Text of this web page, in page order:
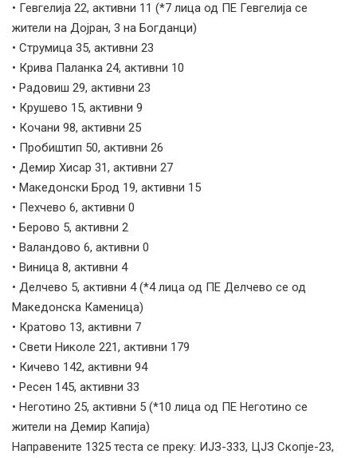
• Гевгелија 22, активни 11 (*7 лица од ПЕ Гевгелија се
жители на Дојран, 3 на Богданци)
• Струмица 35, активни 23
• Крива Паланка 24, активни 10
• Радовиш 29, активни 23
• Крушево 15, активни 9
• Кочани 98, активни 25
• Пробиштип 50, активни 26
• Демир Хисар 31, активни 27
• Македонски Брод 19, активни 15
• Пехчево 6, активни 0
• Берово 5, активни 2
• Валандово 6, активни 0
• Виница 8, активни 4
• Делчево 5, активни 4 (*4 лица од ПЕ Делчево се од
Македонска Каменица)
• Кратово 13, активни 7
• Свети Николе 221, активни 179
• Кичево 142, активни 94
• Ресен 145, активни 33
• Неготино 25, активни 5 (*10 лица од ПЕ Неготино се
жители на Демир Капија)
Направените 1325 теста се преку: ИЈЗ-333, ЦЈЗ Скопје-23,